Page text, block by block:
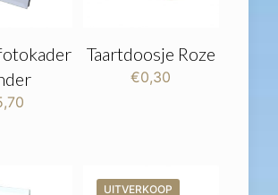
Taartdoosje Roze
€0,30
UITVERKOOP